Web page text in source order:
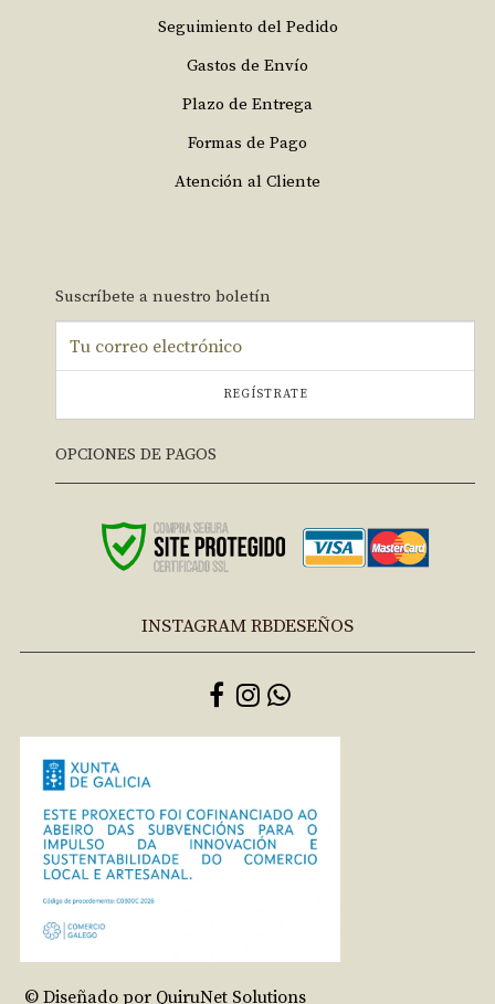
Seguimiento del Pedido
Gastos de Envío
Plazo de Entrega
Formas de Pago
Atención al Cliente
Suscríbete a nuestro boletín
REGÍSTRATE
OPCIONES DE PAGOS
INSTAGRAM RBDESEÑOS
© Diseñado por QuiruNet Solutions